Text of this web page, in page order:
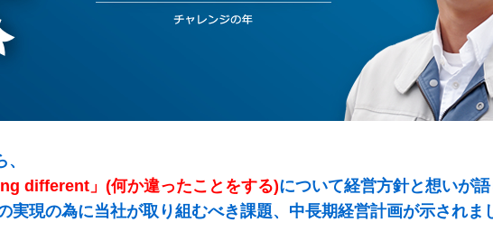
different」(何か違ったことをする)について経営方針と想いが語
実現の為に当社が取り組むべき課題、中長期経営計画が示されま